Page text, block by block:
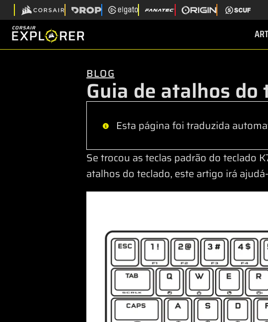
BLOG
Guia de atalhos do
Esta página foi traduzida
Se trocou as teclas padrão do teclado
atalhos do teclado, este artigo irá